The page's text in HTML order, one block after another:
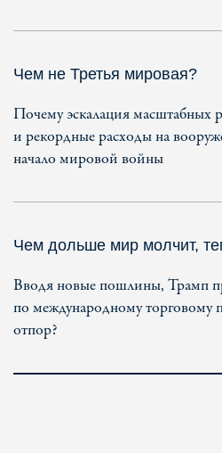
Чем не Третья мировая?
Почему эскалация масштабных
и рекордные расходы на
начало мировой войны
Чем дольше мир молчит,
Вводя новые пошлины, Трамп
по международному торговому
отпор?